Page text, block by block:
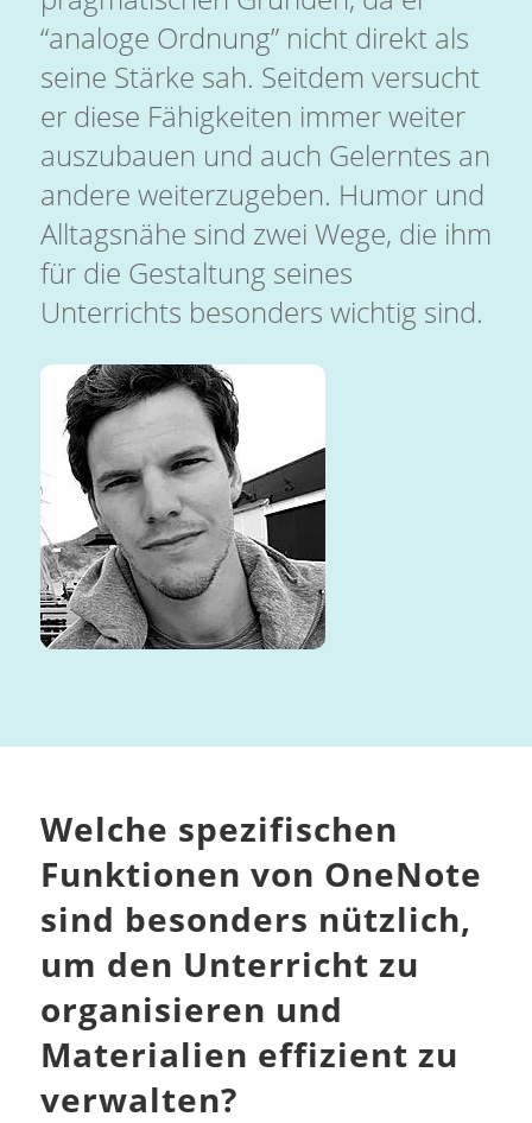
“analoge Ordnung” nicht direkt als
seine Stärke sah. Seitdem versucht
er diese Fähigkeiten immer weiter
auszubauen und auch Gelerntes an
andere weiterzugeben. Humor und
Alltagsnähe sind zwei Wege, die ihm
für die Gestaltung seines
Unterrichts besonders wichtig sind.
Welche spezifischen
Funktionen von OneNote
sind besonders nützlich,
um den Unterricht zu
organisieren und
Materialien effizient zu
verwalten?